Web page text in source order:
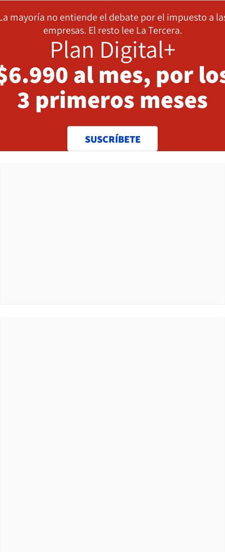
mayoría no entiende el debate por el impuesto a
empresas. El resto lee La Tercera.
Plan Digital+
al mes, por
3 primeros meses
SUSCRÍBETE